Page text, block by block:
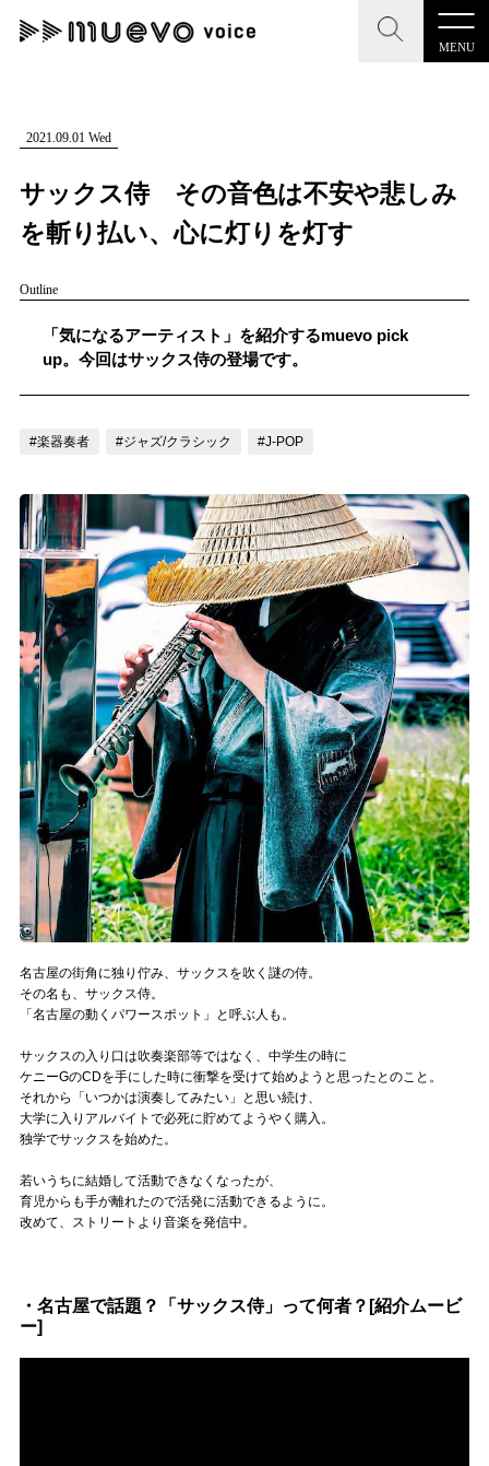
MENU
CLOSE
記事を検索する
人気ワード
#男性SSW #ポップス #女性SSW
CLOSE
"読者の声を形にする”音楽特化メディア
MENU
記事一覧
記事リクエスト
ログイン
LINK
muevoクラウドファンディング
muevoコミュニティ
ぶいクラ！by muevo
ぶいコミュ！by muevo
ぶいマガ！ by muevo
Follow us
Official SNS
2021.09.01 Wed
サックス侍 その音色は不安や悲しみ
を斬り払い、心に灯りを灯す
Outline
「気になるアーティスト」を紹介するmuevo pick
up。今回はサックス侍の登場です。
#楽器奏者 #ジャズ/クラシック #J-POP
名古屋の街角に独り佇み、サックスを吹く謎の侍。
その名も、サックス侍。
「名古屋の動くパワースポット」と呼ぶ人も。
サックスの入り口は吹奏楽部等ではなく、中学生の時に
ケニーGのCDを手にした時に衝撃を受けて始めようと思ったとのこと。
それから「いつかは演奏してみたい」と思い続け、
大学に入りアルバイトで必死に貯めてようやく購入。
独学でサックスを始めた。
若いうちに結婚して活動できなくなったが、
育児からも手が離れたので活発に活動できるように。
改めて、ストリートより音楽を発信中。
・名古屋で話題？「サックス侍」って何者？[紹介ムービ
ー]